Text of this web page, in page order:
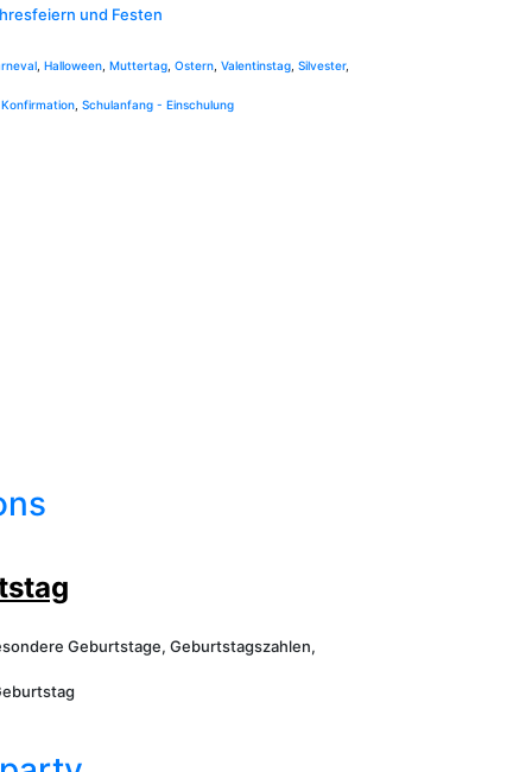
und Festen
Halloween Muttertag Ostern Valentinstag Silvester,
, Schulanfang - Einschulung
Geburtstage, Geburtstagszahlen,